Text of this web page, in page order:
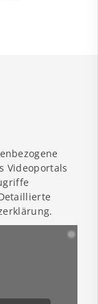
Videoportals